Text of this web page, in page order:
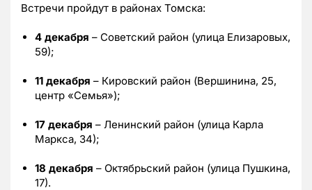
Встречи пройдут в районах Томска:
4 декабря – Советский район (улица Елизаровых,
59);
11 декабря – Кировский район (Вершинина, 25,
центр «Семья»);
17 декабря – Ленинский район (улица Карла
Маркса, 34);
18 декабря – Октябрьский район (улица Пушкина,
17).